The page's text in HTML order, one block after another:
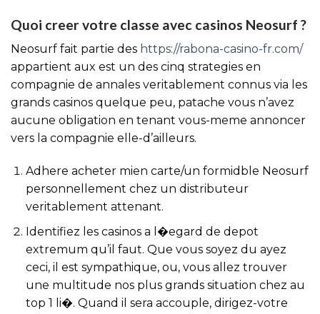
Quoi creer votre classe avec casinos Neosurf ?
Neosurf fait partie des https://rabona-casino-fr.com/
appartient aux est un des cinq strategies en
compagnie de annales veritablement connus via les
grands casinos quelque peu, patache vous n’avez
aucune obligation en tenant vous-meme annoncer
vers la compagnie elle-d’ailleurs.
Adhere acheter mien carte/un formidble Neosurf
personnellement chez un distributeur
veritablement attenant.
Identifiez les casinos a l�egard de depot
extremum qu’il faut. Que vous soyez du ayez
ceci, il est sympathique, ou, vous allez trouver
une multitude nos plus grands situation chez au
top 1 li�. Quand il sera accouple, dirigez-votre